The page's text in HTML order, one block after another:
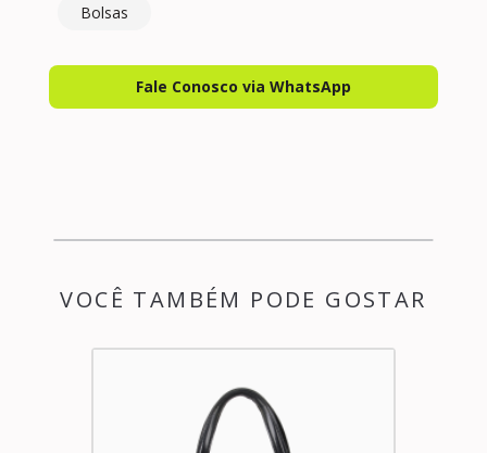
Bolsas
Fale Conosco via WhatsApp
VOCÊ TAMBÉM PODE GOSTAR